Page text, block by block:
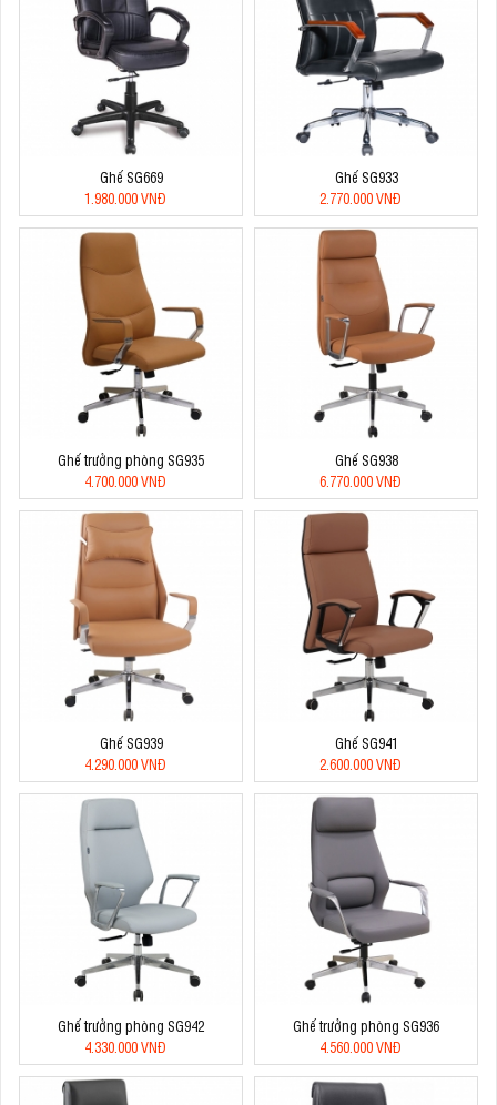
Ghế SG669
1.980.000 VNĐ
Ghế SG933
2.770.000 VNĐ
Ghế trưởng phòng SG935
4.700.000 VNĐ
Ghế SG938
6.770.000 VNĐ
Ghế SG939
4.290.000 VNĐ
Ghế SG941
2.600.000 VNĐ
Ghế trưởng phòng SG942
4.330.000 VNĐ
Ghế trưởng phòng SG936
4.560.000 VNĐ